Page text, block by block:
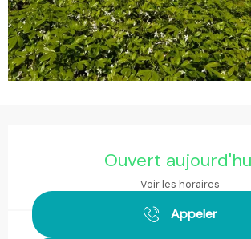
Ouvert
Voir les horaires
Appeler